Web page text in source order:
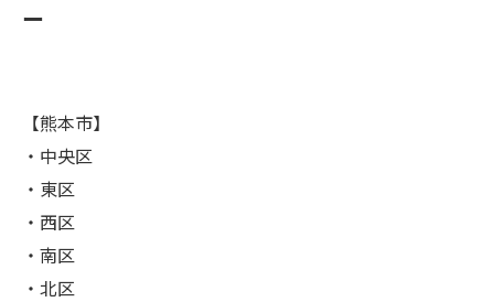
ー
【熊本市】
・中央区
・東区
・西区
・南区
・北区